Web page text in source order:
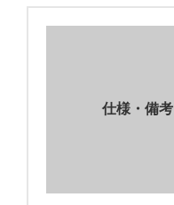
仕様・備考